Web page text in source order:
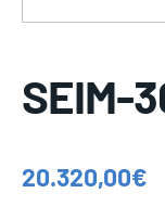
SEIM-
20.320,00€